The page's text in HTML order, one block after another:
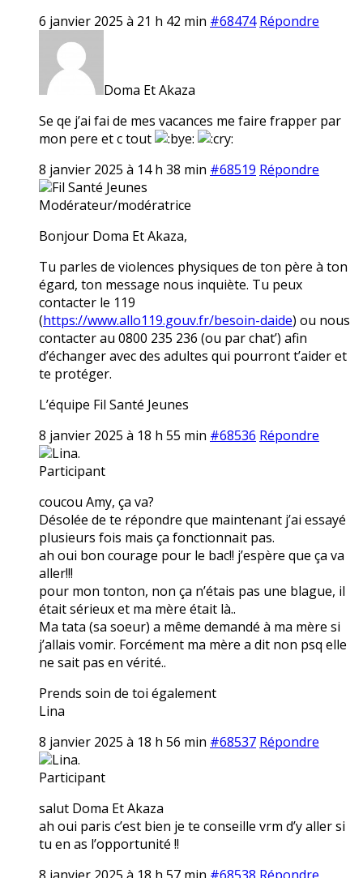
6 janvier 2025 à 21 h 42 min #68474 Répondre
Doma Et Akaza
Se qe j’ai fai de mes vacances me faire frapper par
mon pere et c tout
8 janvier 2025 à 14 h 38 min #68519 Répondre
Fil Santé Jeunes
Modérateur/modératrice
Bonjour Doma Et Akaza,
Tu parles de violences physiques de ton père à ton
égard, ton message nous inquiète. Tu peux
contacter le 119
(https://www.allo119.gouv.fr/besoin-daide) ou nous
contacter au 0800 235 236 (ou par chat’) afin
d’échanger avec des adultes qui pourront t’aider et
te protéger.
L’équipe Fil Santé Jeunes
8 janvier 2025 à 18 h 55 min #68536 Répondre
Lina.
Participant
coucou Amy, ça va?
Désolée de te répondre que maintenant j’ai essayé
plusieurs fois mais ça fonctionnait pas.
ah oui bon courage pour le bac!! j’espère que ça va
aller!!!
pour mon tonton, non ça n’étais pas une blague, il
était sérieux et ma mère était là..
Ma tata (sa soeur) a même demandé à ma mère si
j’allais vomir. Forcément ma mère a dit non psq elle
ne sait pas en vérité..
Prends soin de toi également
Lina
8 janvier 2025 à 18 h 56 min #68537 Répondre
Lina.
Participant
salut Doma Et Akaza
ah oui paris c’est bien je te conseille vrm d’y aller si
tu en as l’opportunité !!